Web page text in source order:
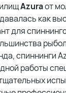
Azuraот
как
для
спиннинги
работы